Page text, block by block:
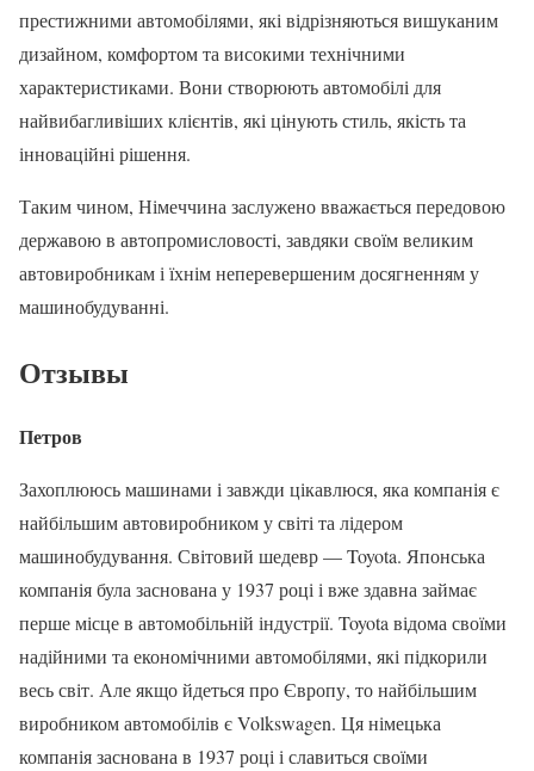
престижними автомобілями, які відрізняються вишуканим
дизайном, комфортом та високими технічними
характеристиками. Вони створюють автомобілі для
найвибагливіших клієнтів, які цінують стиль, якість та
інноваційні рішення.
Таким чином, Німеччина заслужено вважається передовою
державою в автопромисловості, завдяки своїм великим
автовиробникам і їхнім неперевершеним досягненням у
машинобудуванні.
Отзывы
Петров
Захоплююсь машинами і завжди цікавлюся, яка компанія є
найбільшим автовиробником у світі та лідером
машинобудування. Світовий шедевр — Toyota. Японська
компанія була заснована у 1937 році і вже здавна займає
перше місце в автомобільній індустрії. Toyota відома своїми
надійними та економічними автомобілями, які підкорили
весь світ. Але якщо йдеться про Європу, то найбільшим
виробником автомобілів є Volkswagen. Ця німецька
компанія заснована в 1937 році і славиться своїми